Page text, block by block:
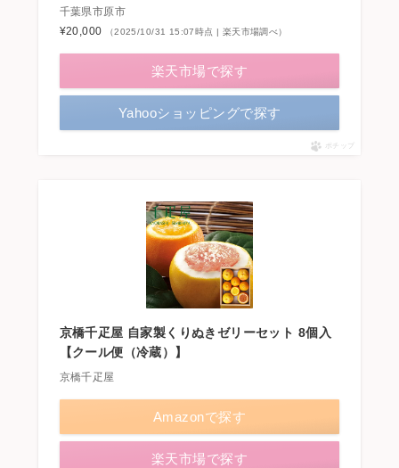
千葉県市原市
¥20,000
（2025/10/31 15:07時点 | 楽天市場調べ）
楽天市場で探す
Yahooショッピングで探す
ポチップ
京橋千疋屋 自家製くりぬきゼリーセット 8個入
【クール便（冷蔵）】
京橋千疋屋
Amazonで探す
楽天市場で探す